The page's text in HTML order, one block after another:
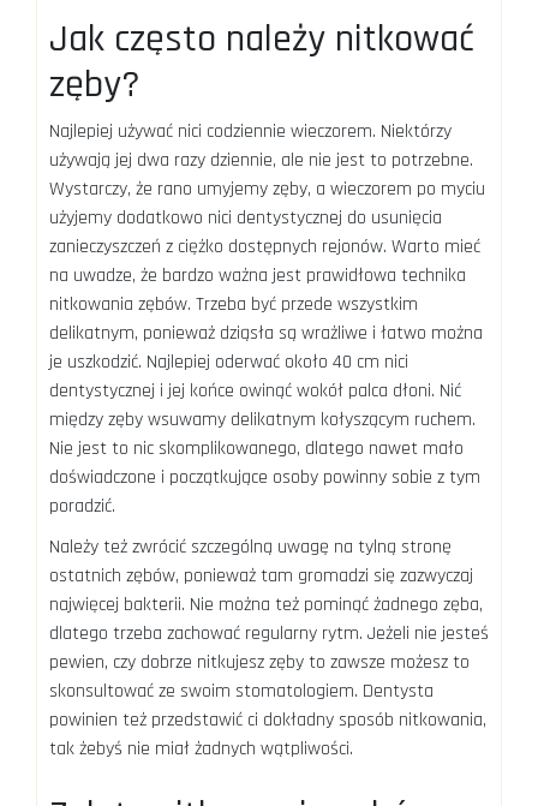
Jak często należy nitkować
zęby?
Najlepiej używać nici codziennie wieczorem. Niektórzy
używają jej dwa razy dziennie, ale nie jest to potrzebne.
Wystarczy, że rano umyjemy zęby, a wieczorem po myciu
użyjemy dodatkowo nici dentystycznej do usunięcia
zanieczyszczeń z ciężko dostępnych rejonów. Warto mieć
na uwadze, że bardzo ważna jest prawidłowa technika
nitkowania zębów. Trzeba być przede wszystkim
delikatnym, ponieważ dziąsła są wrażliwe i łatwo można
je uszkodzić. Najlepiej oderwać około 40 cm nici
dentystycznej i jej końce owinąć wokół palca dłoni. Nić
między zęby wsuwamy delikatnym kołyszącym ruchem.
Nie jest to nic skomplikowanego, dlatego nawet mało
doświadczone i początkujące osoby powinny sobie z tym
poradzić.
Należy też zwrócić szczególną uwagę na tylną stronę
ostatnich zębów, ponieważ tam gromadzi się zazwyczaj
najwięcej bakterii. Nie można też pominąć żadnego zęba,
dlatego trzeba zachować regularny rytm. Jeżeli nie jesteś
pewien, czy dobrze nitkujesz zęby to zawsze możesz to
skonsultować ze swoim stomatologiem. Dentysta
powinien też przedstawić ci dokładny sposób nitkowania,
tak żebyś nie miał żadnych wątpliwości.